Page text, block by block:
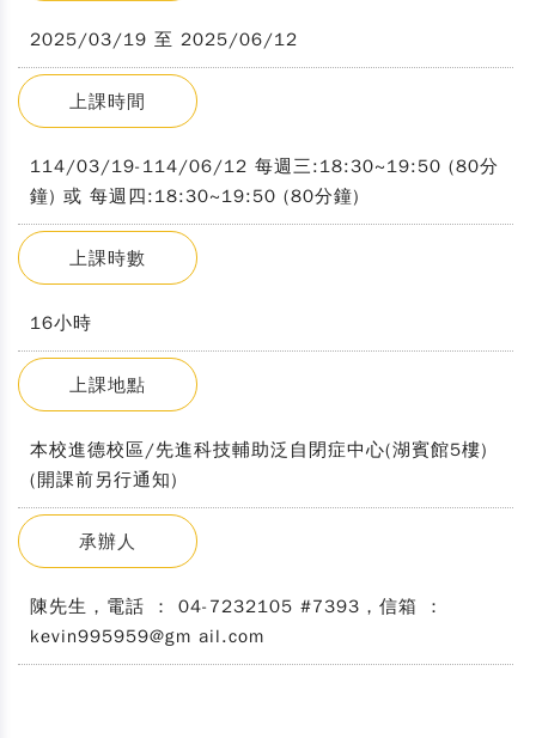
2025/03/19 至 2025/06/12
上課時間
114/03/19-114/06/12 每週三:18:30~19:50 (80分
鐘) 或 每週四:18:30~19:50 (80分鐘)
上課時數
16小時
上課地點
本校進德校區/先進科技輔助泛自閉症中心(湖賓館5樓)
(開課前另行通知)
承辦人
陳先生，電話 ： 04-7232105 #7393，信箱 ：
kevin995959@gm ail.com